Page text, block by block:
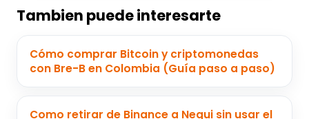
Tambien puede interesarte
Cómo comprar Bitcoin y criptomonedas
con Bre-B en Colombia (Guía paso a paso)
Como retirar de Binance a Nequi sin usar el